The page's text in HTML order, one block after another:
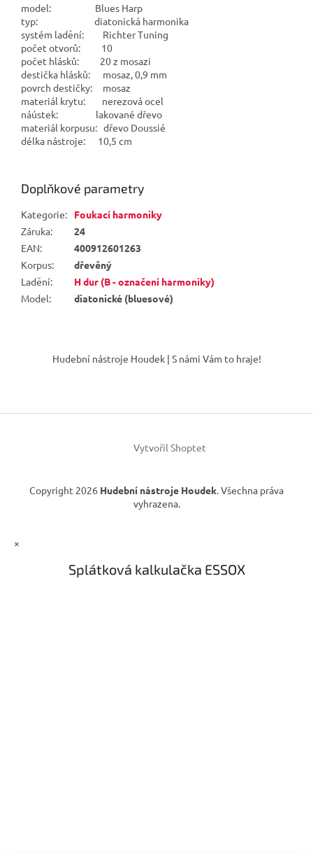
model: Blues Harp
typ: diatonická harmonika
systém ladění: Richter Tuning
počet otvorů: 10
počet hlásků: 20 z mosazi
destička hlásků: mosaz, 0,9 mm
povrch destičky: mosaz
materiál krytu: nerezová ocel
náústek: lakované dřevo
materiál korpusu: dřevo Doussié
délka nástroje: 10,5 cm
Doplňkové parametry
Kategorie:
Foukací harmoniky
Záruka:
24
EAN:
400912601263
Korpus:
dřevěný
Ladění:
H dur (B - označení harmoniky)
Model: diatonické (bluesové)
í
Hudební nástroje Houdek | S námi Vám to hraje!
Vytvořil Shoptet
Copyright 2026 Hudební nástroje Houdek. Všechna práva
vyhrazena.
×
Splátková kalkulačka ESSOX